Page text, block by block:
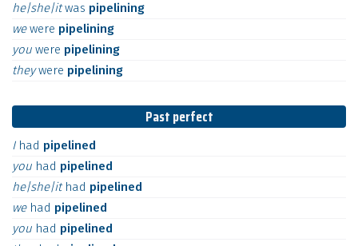
he|she|itwas pipelining
wewere pipelining
you were pipelining
theywere pipelining
Past perfect
I had pipelined
you had pipelined
he|she|it had pipelined
we had pipelined
you had pipelined